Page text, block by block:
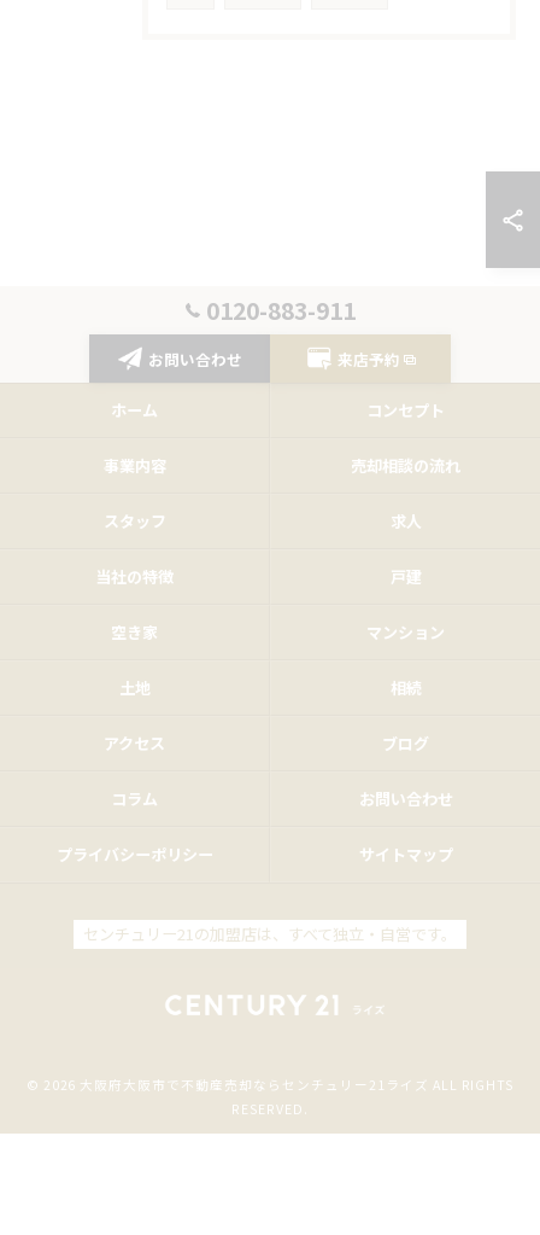
0120-883-911
お問い合わせ 来店予約
ホーム コンセプト
事業内容 売却相談の流れ
スタッフ 求人
当社の特徴 戸建
空き家 マンション
土地 相続
アクセス ブログ
コラム お問い合わせ
プライバシーポリシー サイトマップ
センチュリー21の加盟店は、すべて独立・自営です。
© 2026 大阪府大阪市で不動産売却ならセンチュリー21ライズ ALL RIGHTS
RESERVED.